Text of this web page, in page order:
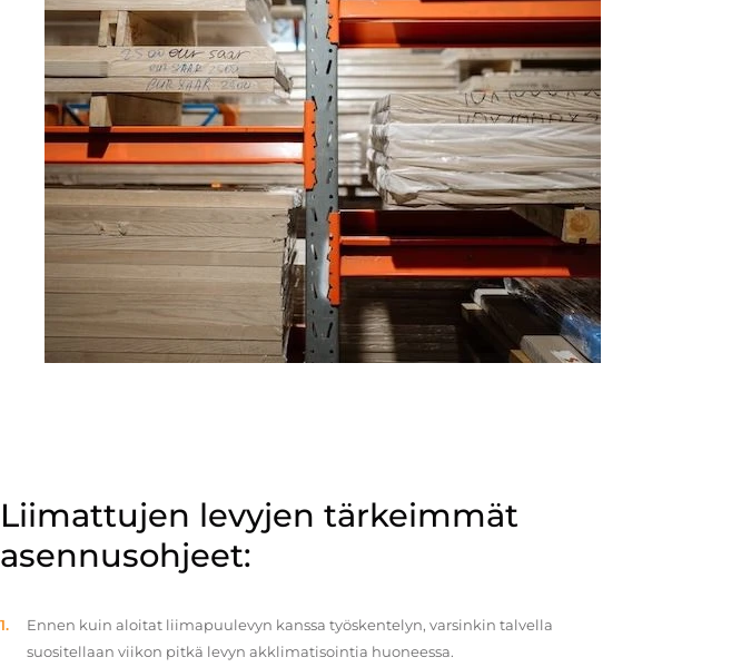
Liimattujen levyjen tärkeimmät
asennusohjeet:
Ennen kuin aloitat liimapuulevyn kanssa työskentelyn, varsinkin talvella
suositellaan viikon pitkä levyn akklimatisointia huoneessa.